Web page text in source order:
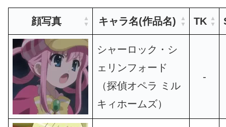
顔写真 キャラ名(作品名) TK
シャーロック・シ
ェリンフォード
（探偵オペラ ミル
キィホームズ）
-